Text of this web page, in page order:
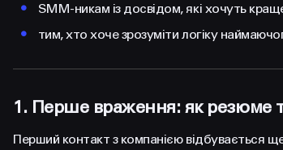
•
SMM-никам із досвідом, які хочуть
•
тим, хто хоче зрозуміти логіку
1. Перше враження: як резюме
Перший контакт з компанією відбувається